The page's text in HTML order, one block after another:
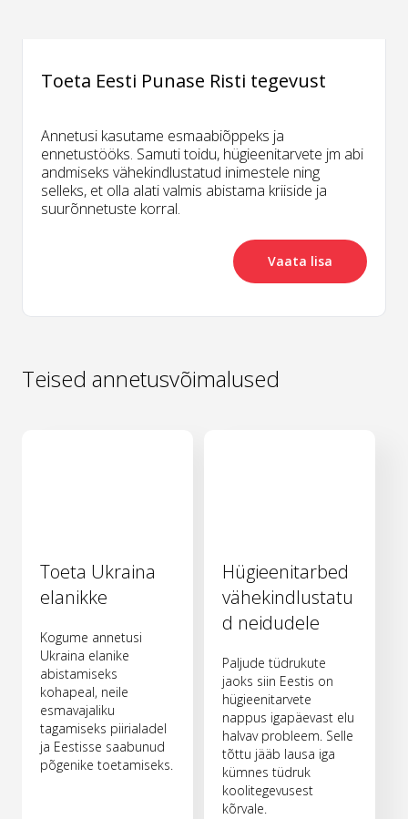
Toeta Eesti Punase Risti tegevust
Annetusi kasutame esmaabiõppeks ja
ennetustööks. Samuti toidu, hügieenitarvete jm abi
andmiseks vähekindlustatud inimestele ning
selleks, et olla alati valmis abistama kriiside ja
suurõnnetuste korral.
Vaata lisa
Teised annetusvõimalused
Toeta Ukraina
elanikke
Kogume annetusi
Ukraina elanike
abistamiseks
kohapeal, neile
esmavajaliku
tagamiseks piirialadel
ja Eestisse saabunud
põgenike toetamiseks.
Hügieenitarbed
vähekindlustatu
d neidudele
Paljude tüdrukute
jaoks siin Eestis on
hügieenitarvete
nappus igapäevast elu
halvav probleem. Selle
tõttu jääb lausa iga
kümnes tüdruk
koolitegevusest
kõrvale.